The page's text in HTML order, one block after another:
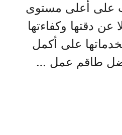
على أعلى مستوى
عن دقتها وكفاءتها
على أكمل
طاقم عمل …